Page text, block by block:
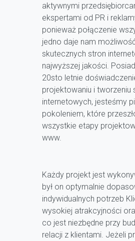
aktywnymi
ekspertami od PR i
ponieważ połączenie
jedno daje nam
skutecznych stron
najwyższej jakości.
20sto letnie
projektowaniu i tworzeniu
internetowych, jesteśmy
pokoleniem, które
wszystkie etapy
www.
Każdy projekt jest
był on optymalnie
indywidualnych potrzeb
wysokiej atrakcyjności
co jest niezbędne przy
relacji z klientami. Jeżeli